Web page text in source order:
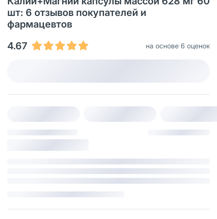
шт: 6 отзывов покупателей и
фармацевтов
4.67
на основе 6 оценок